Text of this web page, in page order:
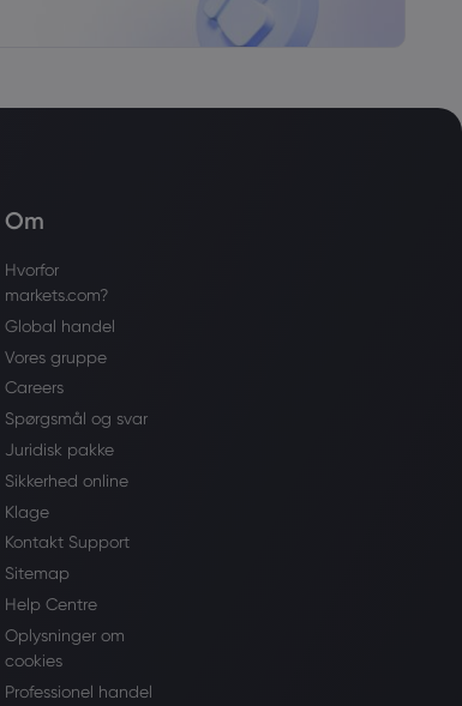
Om
Hvorfor
markets.com?
Global handel
Vores gruppe
Careers
Spørgsmål og svar
Juridisk pakke
Sikkerhed online
Klage
Kontakt Support
Sitemap
Help Centre
Oplysninger om
cookies
Professionel handel